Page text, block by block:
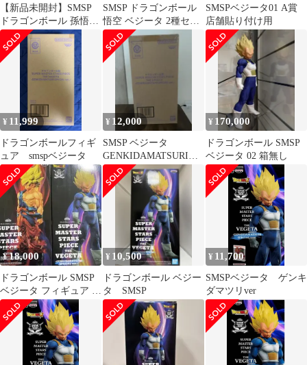
【新品未開封】SMSP
ドラゴンボール 孫悟空
ベジータ 2種セット
SMSP ドラゴンボール
悟空 ベジータ 2種セッ
ト
SMSPベジータ01 A賞
店舗貼り付け用
¥ 11,999
ドラゴンボールフィギ
ュア smspベジータ
¥ 12,000
SMSP ベジータ
GENKIDAMATSURI
SPECIAL ver
¥ 170,000
ドラゴンボール SMSP
ベジータ 02 箱無し
¥18,000
ドラゴンボール SMSP
ベジータ フィギュア 2
体セット
¥ 10,500
ドラゴンボール ベジー
タ SMSP
¥ 11,700
SMSPベジータ ゲンキ
ダマツリver